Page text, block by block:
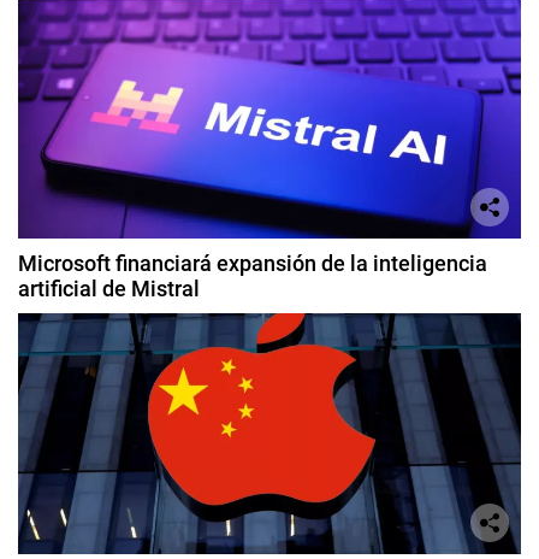
Microsoft financiará expansión de la inteligencia
artificial de Mistral